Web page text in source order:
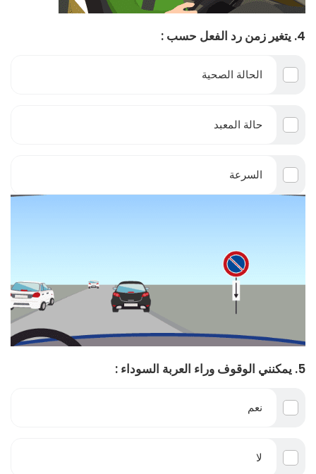
4. يتغير زمن رد الفعل حسب :
الحالة الصحية
حالة المعبد
السرعة
5. يمكنني الوقوف وراء العربة السوداء :
نعم
لا